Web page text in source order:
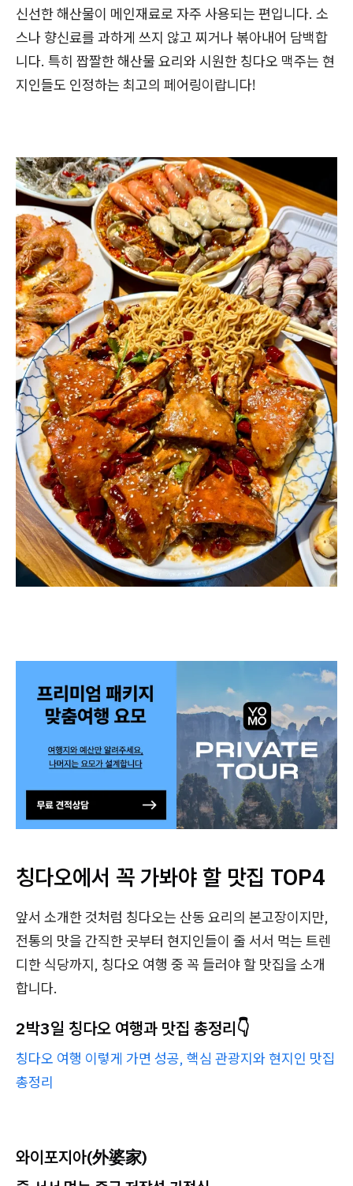
신선한 해산물이 메인재료로 자주 사용되는 편입니다. 소
스나 향신료를 과하게 쓰지 않고 찌거나 볶아내어 담백합
니다. 특히 짭짤한 해산물 요리와 시원한 칭다오 맥주는 현
지인들도 인정하는 최고의 페어링이랍니다!
칭다오에서 꼭 가봐야 할 맛집 TOP4
앞서 소개한 것처럼 칭다오는 산동 요리의 본고장이지만,
전통의 맛을 간직한 곳부터 현지인들이 줄 서서 먹는 트렌
디한 식당까지, 칭다오 여행 중 꼭 들러야 할 맛집을 소개
합니다.
2박3일 칭다오 여행과 맛집 총정리👇
칭다오 여행 이렇게 가면 성공, 핵심 관광지와 현지인 맛집
총정리
와이포지아(外婆家)